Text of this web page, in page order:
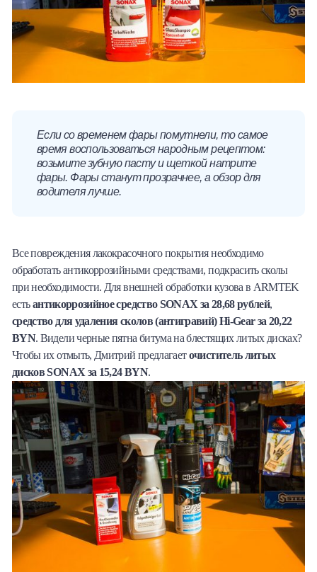
Если со временем фары помутнели, то самое
время воспользоваться народным рецептом:
возьмите зубную пасту и щеткой натрите
фары. Фары станут прозрачнее, а обзор для
водителя лучше.
Все повреждения лакокрасочного покрытия необходимо
обработать антикоррозийными средствами, подкрасить сколы
при необходимости. Для внешней обработки кузова в ARMTEK
естьантикоррозийное средство SONAX за 28,68 рублей,
средство для удаления сколов (антигравий) Hi-Gear за 20,22
BYN. Видели черные пятна битума на блестящих литых дисках?
Чтобы их отмыть, Дмитрий предлагаеточиститель литых
дисков SONAX за 15,24 BYN.